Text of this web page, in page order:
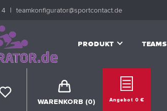
springen
4 teamkonfigurator@sportcontact.de
PRODUKT TEAMS
WARENKORB (0) Angebot 0 €